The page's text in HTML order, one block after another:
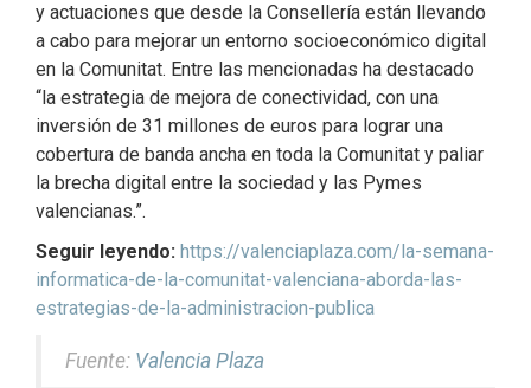
y actuaciones que desde la Consellería están llevando
a cabo para mejorar un entorno socioeconómico digital
en la Comunitat. Entre las mencionadas ha destacado
“la estrategia de mejora de conectividad, con una
inversión de 31 millones de euros para lograr una
cobertura de banda ancha en toda la Comunitat y paliar
la brecha digital entre la sociedad y las Pymes
valencianas.”.
Seguir leyendo: https://valenciaplaza.com/la-semana-
informatica-de-la-comunitat-valenciana-aborda-las-
estrategias-de-la-administracion-publica
Fuente: Valencia Plaza